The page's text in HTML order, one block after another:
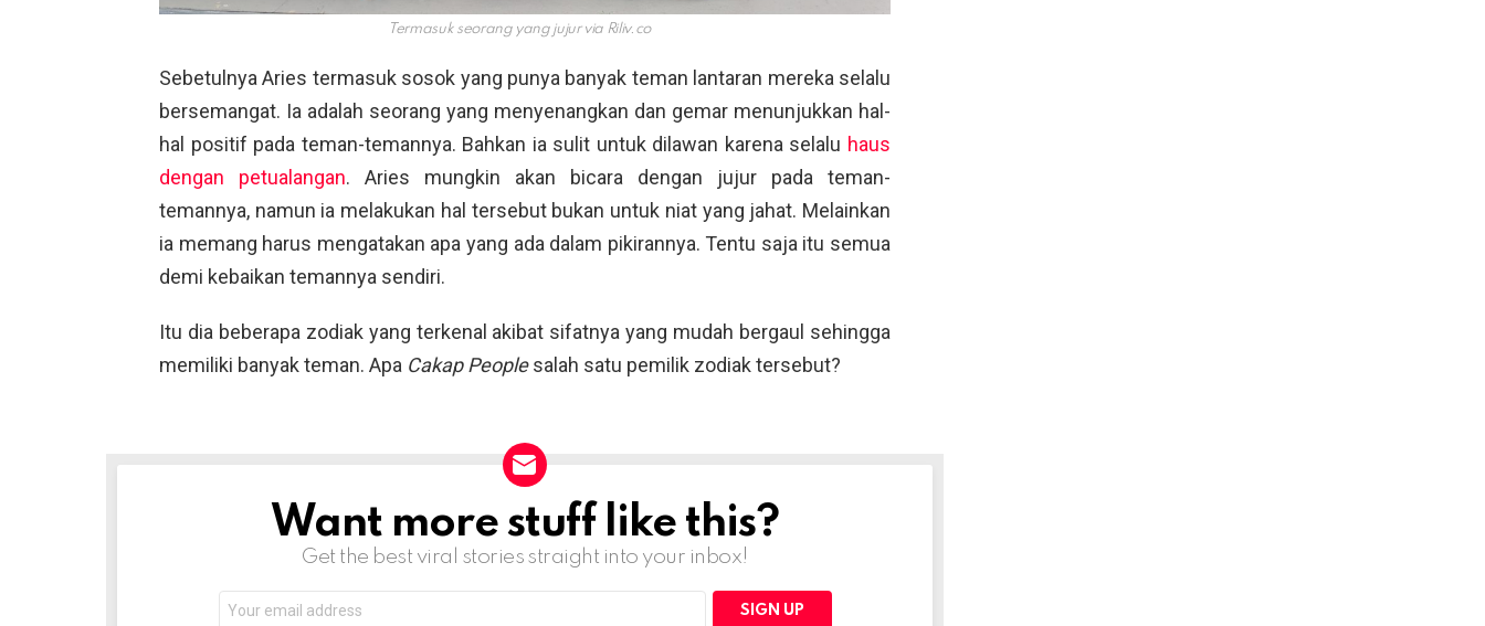
Termasuk seorang yang jujur via Riliv.co
Sebetulnya Aries termasuk sosok yang punya banyak teman lantaran mereka selalu
bersemangat. Ia adalah seorang yang menyenangkan dan gemar menunjukkan hal-
hal positif pada teman-temannya. Bahkan ia sulit untuk dilawan karena selalu haus
dengan petualangan. Aries mungkin akan bicara dengan jujur pada teman-
temannya, namun ia melakukan hal tersebut bukan untuk niat yang jahat. Melainkan
ia memang harus mengatakan apa yang ada dalam pikirannya. Tentu saja itu semua
demi kebaikan temannya sendiri.
Itu dia beberapa zodiak yang terkenal akibat sifatnya yang mudah bergaul sehingga
memiliki banyak teman. Apa Cakap Peoplesalah satu pemilik zodiak tersebut?
NEWSLETTERWant more stuff like this?
Get the best viral stories straight into your inbox!
address: